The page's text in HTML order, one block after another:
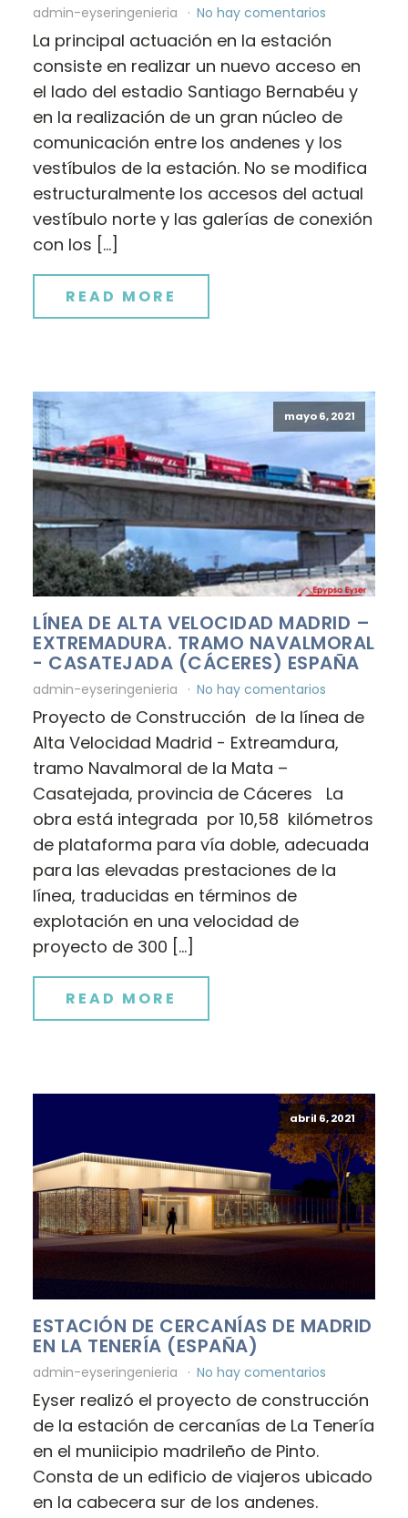
admin-eyseringenieria No hay comentarios
La principal actuación en la estación
consiste en realizar un nuevo acceso en
el lado del estadio Santiago Bernabéu y
en la realización de un gran núcleo de
comunicación entre los andenes y los
vestíbulos de la estación. No se modifica
estructuralmente los accesos del actual
vestíbulo norte y las galerías de conexión
con los […]
READ MORE
mayo 6, 2021
LÍNEA DE ALTA VELOCIDAD MADRID –
EXTREMADURA. TRAMO NAVALMORAL
- CASATEJADA (CÁCERES) ESPAÑA
admin-eyseringenieria No hay comentarios
Proyecto de Construcción de la línea de
Alta Velocidad Madrid - Extreamdura,
tramo Navalmoral de la Mata –
Casatejada, provincia de Cáceres La
obra está integrada por 10,58 kilómetros
de plataforma para vía doble, adecuada
para las elevadas prestaciones de la
línea, traducidas en términos de
explotación en una velocidad de
proyecto de 300 […]
READ MORE
abril 6, 2021
ESTACIÓN DE CERCANÍAS DE MADRID
EN LA TENERÍA (ESPAÑA)
admin-eyseringenieria No hay comentarios
Eyser realizó el proyecto de construcción
de la estación de cercanías de La Tenería
en el muniicipio madrileño de Pinto.
Consta de un edificio de viajeros ubicado
en la cabecera sur de los andenes.